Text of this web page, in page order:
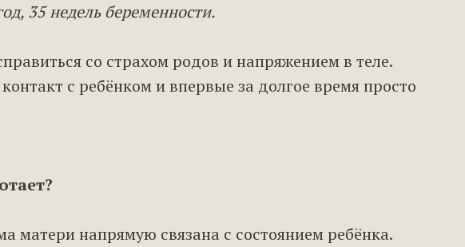
35 недель беременности.
со страхом родов и напряжением в теле.
с ребёнком и впервые за долгое время просто
матери напрямую связана с состоянием ребёнка.